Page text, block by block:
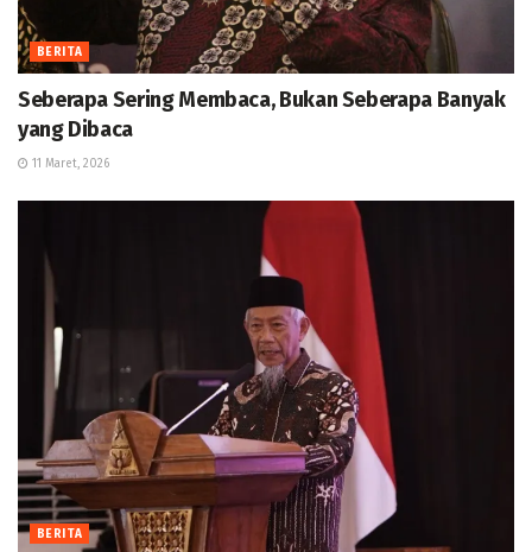
BERITA
Seberapa Sering Membaca, Bukan Seberapa Banyak
yang Dibaca
11 Maret, 2026
BERITA